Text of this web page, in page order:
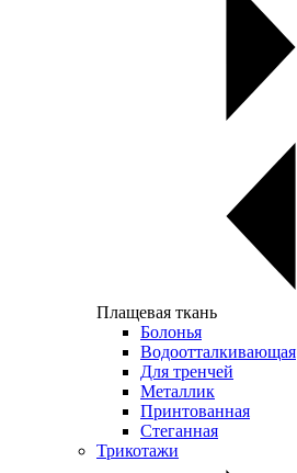
Плащевая ткань
Болонья
Водоотталкивающая
Для тренчей
Металлик
Принтованная
Стеганная
Трикотажи